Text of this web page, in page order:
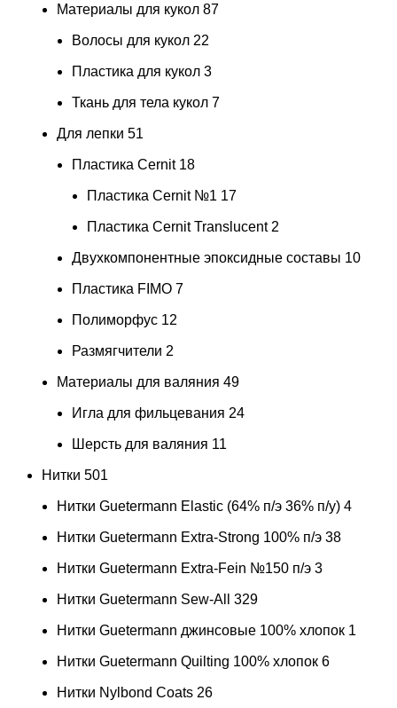
Материалы для кукол 87
Волосы для кукол 22
Пластика для кукол 3
Ткань для тела кукол 7
Для лепки 51
Пластика Cernit 18
Пластика Cernit №1 17
Пластика Cernit Translucent 2
Двухкомпонентные эпоксидные составы 10
Пластика FIMO 7
Полиморфус 12
Размягчители 2
Материалы для валяния 49
Игла для фильцевания 24
Шерсть для валяния 11
Нитки 501
Нитки Guetermann Elastic (64% п/э 36% п/у) 4
Нитки Guetermann Extra-Strong 100% п/э 38
Нитки Guetermann Extra-Fein №150 п/э 3
Нитки Guetermann Sew-All 329
Нитки Guetermann джинсовые 100% хлопок 1
Нитки Guetermann Quilting 100% хлопок 6
Нитки Nylbond Coats 26